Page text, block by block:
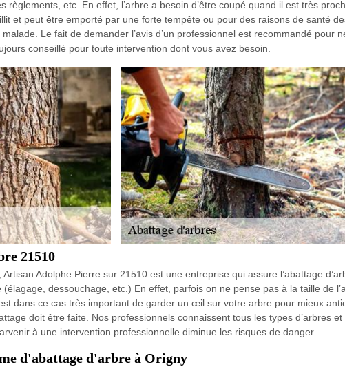
règlements, etc. En effet, l’arbre a besoin d’être coupé quand il est très
et peut être emporté par une forte tempête ou pour des raisons de santé
malade. Le fait de demander l’avis d’un professionnel est recommandé pour
conseillé pour toute intervention dont vous avez besoin.
21510
Adolphe Pierre sur 21510 est une entreprise qui assure l’abattage
(élagage, dessouchage, etc.) En effet, parfois on ne pense pas à la taille de
dans ce cas très important de garder un œil sur votre arbre pour mieux
doit être faite. Nos professionnels connaissent tous les types d’arbres et
à une intervention professionnelle diminue les risques de danger.
d'abattage d'arbre à Origny